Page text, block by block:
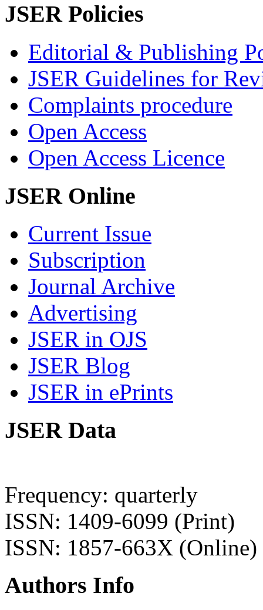
JSER Policies
Editorial & Publishing
JSER Guidelines for
Complaints procedure
Open Access
Open Access Licence
JSER Online
Current Issue
Subscription
Journal Archive
Advertising
JSER in OJS
JSER Blog
JSER in ePrints
JSER Data
Frequency: quarterly
ISSN: 1409-6099 (Print)
ISSN: 1857-663X (Online)
Authors Info